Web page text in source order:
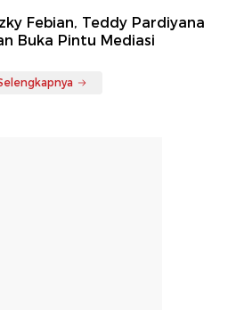
Febian, Teddy Pardiyana
Buka Pintu Mediasi